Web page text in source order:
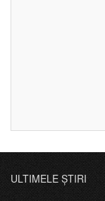
ULTIMELE ȘTIRI